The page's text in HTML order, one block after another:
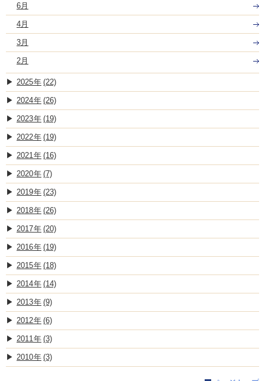
6月
4月
3月
2月
2025 (22)
2024 (26)
2023 (19)
2022 (19)
2021 (16)
2020 (7)
2019 (23)
2018 (26)
2017 (20)
2016 (19)
2015 (18)
2014 (14)
2013 (9)
2012 (6)
2011 (3)
2010 (3)